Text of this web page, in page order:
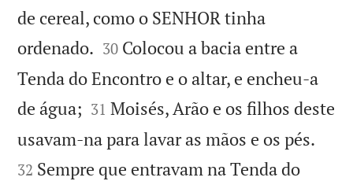
de cereal, como o SENHOR tinha
ordenado. 

30 Colocou a bacia entre a
Tenda do Encontro e o altar, e encheu-a
de água; 

31 Moisés, Arão e os filhos deste
usavam-na para lavar as mãos e os pés.
32 Sempre que entravam na Tenda do